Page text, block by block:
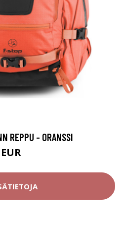
REPPU - ORANSSI